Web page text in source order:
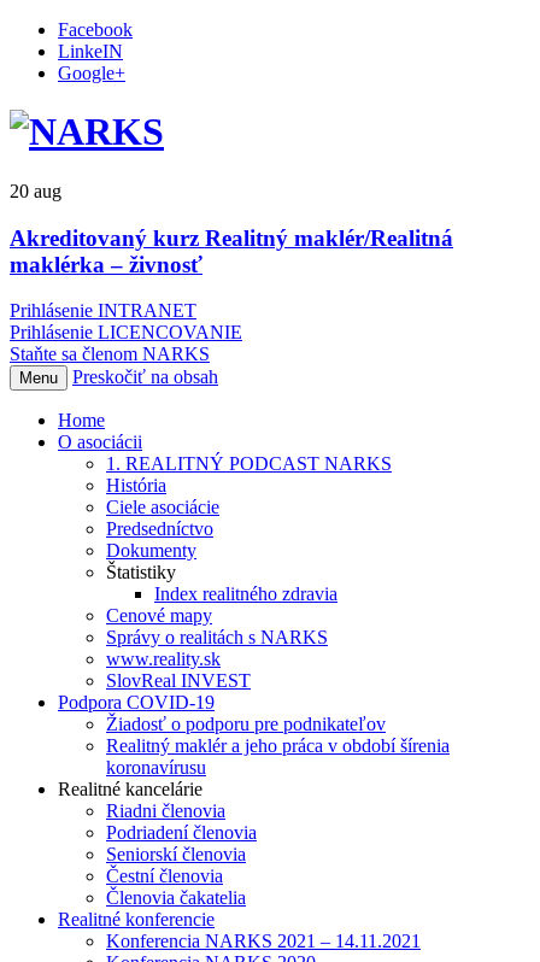
Facebook
LinkeIN
Google+
20 aug
Akreditovaný kurz Realitný maklér/Realitná
maklérka – živnosť
Prihlásenie INTRANET
Prihlásenie LICENCOVANIE
Staňte sa členom NARKS
Menu Preskočiť na obsah
Home
O asociácii
1. REALITNÝ PODCAST NARKS
História
Ciele asociácie
Predsedníctvo
Dokumenty
Štatistiky
Index realitného zdravia
Cenové mapy
Správy o realitách s NARKS
www.reality.sk
SlovReal INVEST
Podpora COVID-19
Žiadosť o podporu pre podnikateľov
Realitný maklér a jeho práca v období šírenia
koronavírusu
Realitné kancelárie
Riadni členovia
Podriadení členovia
Seniorskí členovia
Čestní členovia
Členovia čakatelia
Realitné konferencie
Konferencia NARKS 2021 – 14.11.2021